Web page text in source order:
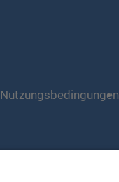
Nutzungsbedingungen